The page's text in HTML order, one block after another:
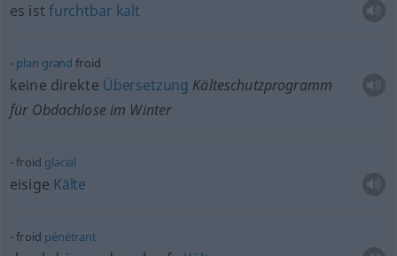
es ist furchtbar kalt
plan grand froid
keine direkte Übersetzung Kälteschutzprogramm
für Obdachlose im Winter
froid glacial
eisige Kälte
froid pénétrant